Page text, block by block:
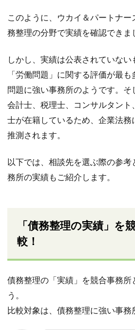
このように、ウカイ＆パートナ
務整理の分野で実績を確認できま
しかし、実績は公表されていな
「労働問題」に関する評価が最
問題に強い事務所のようです。
会計士、税理士、コンサルタン
士が在籍しているため、企業法務
推測されます。
以下では、相談先を選ぶ際の参
務所の実績もご紹介します。
「債務整理の実績」を
較！
債務整理の「実績」を競合事務所
う。
比較対象は、債務整理に強い事務